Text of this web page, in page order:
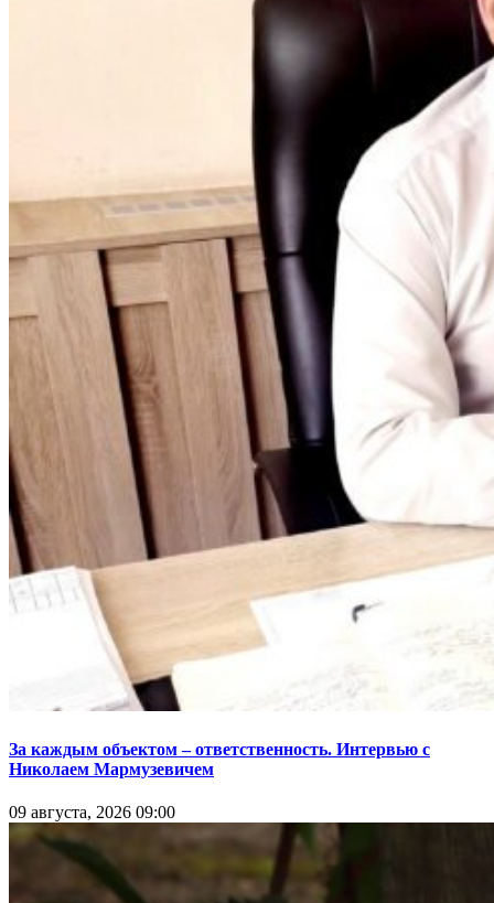
За каждым объектом – ответственность. Интервью с
Николаем Мармузевичем
09 августа, 2026 09:00